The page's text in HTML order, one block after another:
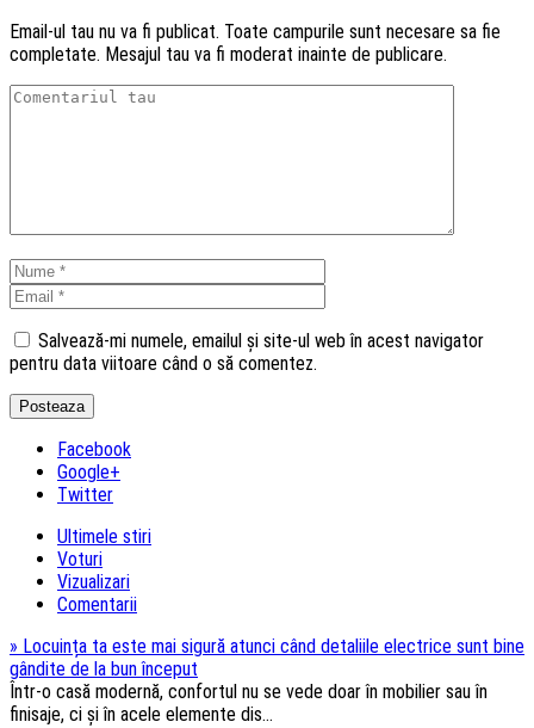
Email-ul tau nu va fi publicat. Toate campurile sunt necesare sa fie
completate. Mesajul tau va fi moderat inainte de publicare.
Salvează-mi numele, emailul și site-ul web în acest navigator
pentru data viitoare când o să comentez.
Facebook
Google+
Twitter
Ultimele stiri
Voturi
Vizualizari
Comentarii
» Locuința ta este mai sigură atunci când detaliile electrice sunt bine
gândite de la bun început
Într-o casă modernă, confortul nu se vede doar în mobilier sau în
finisaje, ci și în acele elemente dis...